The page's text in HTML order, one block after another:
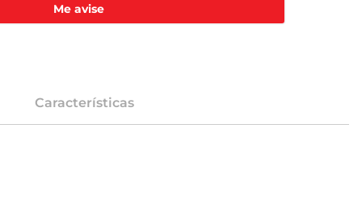
Me avise
Características